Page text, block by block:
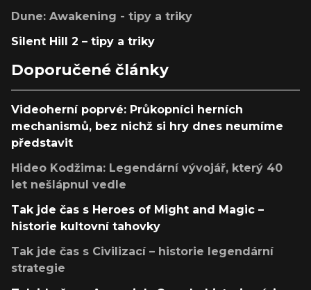
Dune: Awakening - tipy a triky
Silent Hill 2 – tipy a triky
Doporučené články
Videoherní poprvé: Průkopníci herních
mechanismů, bez nichž si hry dnes neumíme
představit
Hideo Kodžima: Legendární vývojář, který 40
let nešlápnul vedle
Tak jde čas s Heroes of Might and Magic –
historie kultovní tahovky
Tak jde čas s Civilizací – historie legendární
strategie